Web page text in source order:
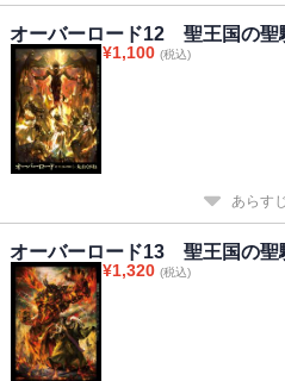
オーバーロード12 聖王国の聖
¥1,100 (税込)
あらす
オーバーロード13 聖王国の聖
¥1,320 (税込)